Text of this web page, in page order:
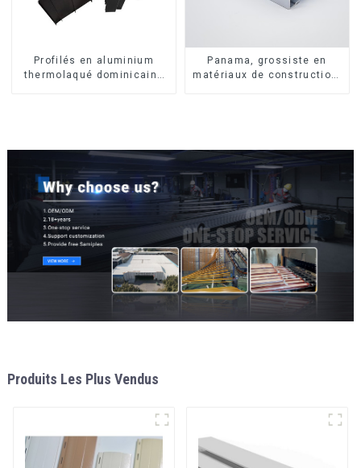
Profilés en aluminium
thermolaqué dominicains
Panama, grossiste en
matériaux de construction,
Produits Les Plus Vendus